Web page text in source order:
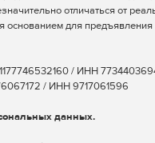
отличаться от
основанием для
/ ИНН
/ ИНН 9717061596
данных.